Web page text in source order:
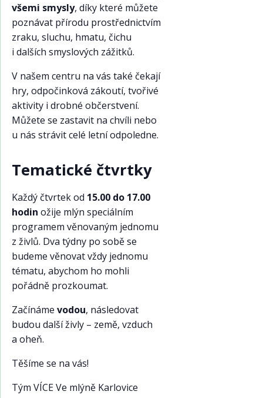
všemi smysly, díky které můžete
poznávat přírodu prostřednictvím
zraku, sluchu, hmatu, čichu
i dalších smyslových zážitků.
V našem centru na vás také čekají
hry, odpočinková zákoutí, tvořivé
aktivity i drobné občerstvení.
Můžete se zastavit na chvíli nebo
u nás strávit celé letní odpoledne.
Tematické čtvrtky
Každý čtvrtek od 15.00 do 17.00
hodin ožije mlýn speciálním
programem věnovaným jednomu
z živlů. Dva týdny po sobě se
budeme věnovat vždy jednomu
tématu, abychom ho mohli
pořádně prozkoumat.
Začínáme vodou, následovat
budou další živly – země, vzduch
a oheň.
Těšíme se na vás!
Tým VÍCE Ve mlýně Karlovice